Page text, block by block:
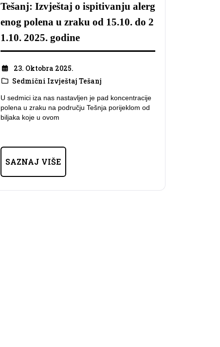
Tešanj: Izvještaj o ispitivanju alerg
enog polena u zraku od 15.10. do 2
1.10. 2025. godine
23. Oktobra 2025.
Sedmični Izvještaj Tešanj
U sedmici iza nas nastavljen je pad koncentracije
polena u zraku na području Tešnja porijeklom od
biljaka koje u ovom
SAZNAJ VIŠE